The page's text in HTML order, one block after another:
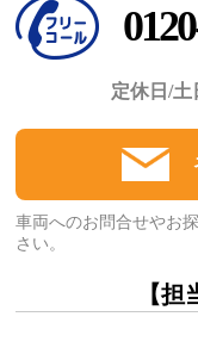
定休日/
車両へのお問合せやお
さい。
【